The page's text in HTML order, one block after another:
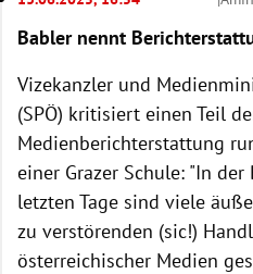
Babler nennt
Vizekanzler und
(SPÖ) kritisiert einen Teil
Medienberichterstattung
einer Grazer Schule: "In
letzten Tage sind viele
zu verstörenden (sic!)
österreichischer Medien